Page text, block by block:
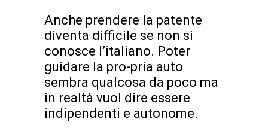
Anche prendere la patente
diventa difficile se non si
conosce l’italiano. Poter
guidare la pro-pria auto
sembra qualcosa da poco ma
in realtà vuol dire essere
indipendenti e autonome.